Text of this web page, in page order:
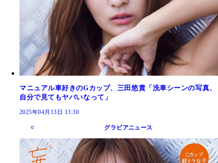
マニュアル車好きのGカップ、三田悠貴「洗車シーンの写真、
自分で見てもヤバいなって」
2025年04月13日 13:30
グラビアニュース